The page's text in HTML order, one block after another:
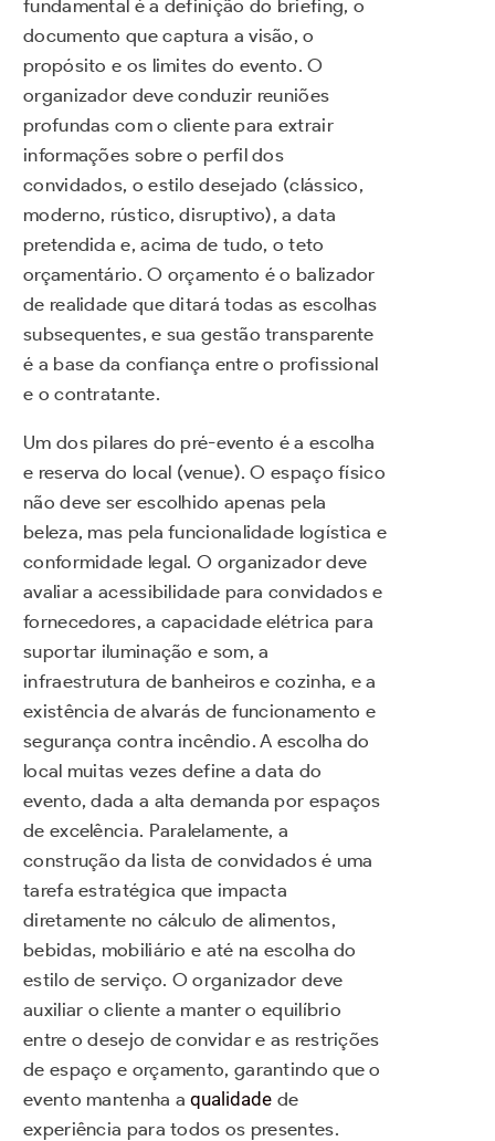
fundamental é a definição do briefing, o
documento que captura a visão, o
propósito e os limites do evento. O
organizador deve conduzir reuniões
profundas com o cliente para extrair
informações sobre o perfil dos
convidados, o estilo desejado (clássico,
moderno, rústico, disruptivo), a data
pretendida e, acima de tudo, o teto
orçamentário. O orçamento é o balizador
de realidade que ditará todas as escolhas
subsequentes, e sua gestão transparente
é a base da confiança entre o profissional
e o contratante.
Um dos pilares do pré-evento é a escolha
e reserva do local (venue). O espaço físico
não deve ser escolhido apenas pela
beleza, mas pela funcionalidade logística e
conformidade legal. O organizador deve
avaliar a acessibilidade para convidados e
fornecedores, a capacidade elétrica para
suportar iluminação e som, a
infraestrutura de banheiros e cozinha, e a
existência de alvarás de funcionamento e
segurança contra incêndio. A escolha do
local muitas vezes define a data do
evento, dada a alta demanda por espaços
de excelência. Paralelamente, a
construção da lista de convidados é uma
tarefa estratégica que impacta
diretamente no cálculo de alimentos,
bebidas, mobiliário e até na escolha do
estilo de serviço. O organizador deve
auxiliar o cliente a manter o equilíbrio
entre o desejo de convidar e as restrições
de espaço e orçamento, garantindo que o
evento mantenha aqualidade de
experiência para todos os presentes.